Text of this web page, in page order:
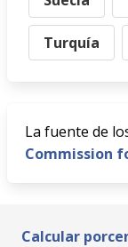
Turquía
La fuente de
Commission
Calcular